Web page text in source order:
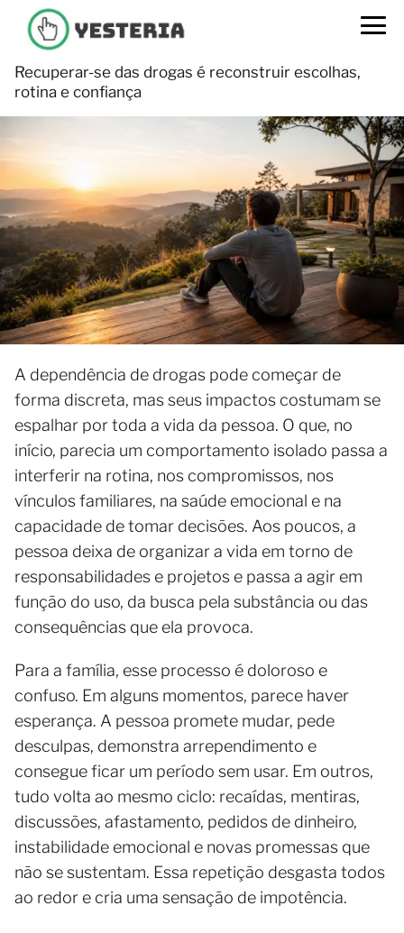
Recuperar-se das drogas é reconstruir escolhas,
rotina e confiança
A dependência de drogas pode começar de
forma discreta, mas seus impactos costumam se
espalhar por toda a vida da pessoa. O que, no
início, parecia um comportamento isolado passa a
interferir na rotina, nos compromissos, nos
vínculos familiares, na saúde emocional e na
capacidade de tomar decisões. Aos poucos, a
pessoa deixa de organizar a vida em torno de
responsabilidades e projetos e passa a agir em
função do uso, da busca pela substância ou das
consequências que ela provoca.
Para a família, esse processo é doloroso e
confuso. Em alguns momentos, parece haver
esperança. A pessoa promete mudar, pede
desculpas, demonstra arrependimento e
consegue ficar um período sem usar. Em outros,
tudo volta ao mesmo ciclo: recaídas, mentiras,
discussões, afastamento, pedidos de dinheiro,
instabilidade emocional e novas promessas que
não se sustentam. Essa repetição desgasta todos
ao redor e cria uma sensação de impotência.